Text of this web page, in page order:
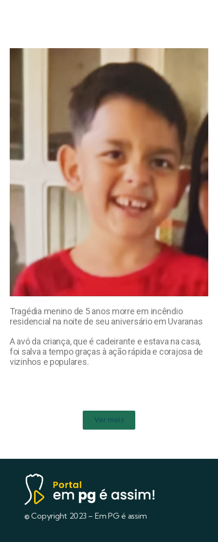
Tragédia menino de 5 anos morre em incêndio
residencial na noite de seu aniversário em Uvaranas
A avó da criança, que é cadeirante e estava na casa,
foi salva a tempo graças à ação rápida e corajosa de
vizinhos e populares.
Ver mais
© Copyright 2023 – Em PG é assim